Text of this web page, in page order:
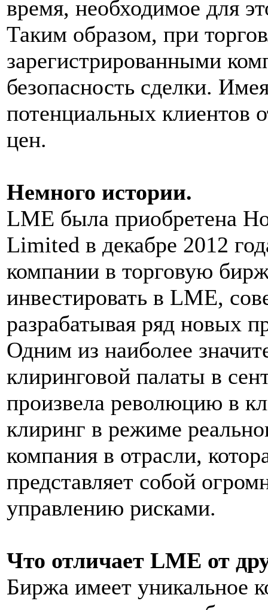
время, необходимое для
Таким образом, при
зарегистрированными
безопасность сделки.
потенциальных клиентов
цен.
Немного истории.
LME была приобретена
Limited в декабре 2012
компании в торговую
инвестировать в LME,
разрабатывая ряд новых
Одним из наиболее
клиринговой палаты в
произвела революцию в
клиринг в режиме
компания в отрасли,
представляет собой
управлению рисками.
Что отличает LME от
Биржа имеет уникальное